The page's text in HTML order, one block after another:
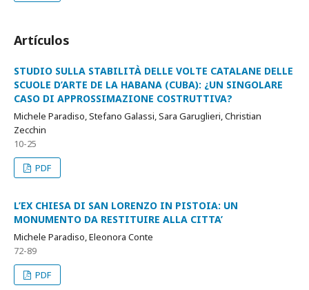
Artículos
STUDIO SULLA STABILITÀ DELLE VOLTE CATALANE DELLE
SCUOLE D’ARTE DE LA HABANA (CUBA): ¿UN SINGOLARE
CASO DI APPROSSIMAZIONE COSTRUTTIVA?
Michele Paradiso, Stefano Galassi, Sara Garuglieri, Christian
Zecchin
10-25
PDF
L’EX CHIESA DI SAN LORENZO IN PISTOIA: UN
MONUMENTO DA RESTITUIRE ALLA CITTA’
Michele Paradiso, Eleonora Conte
72-89
PDF